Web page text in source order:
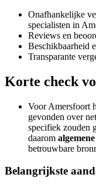
Onafhankelijke
specialisten in
Reviews en
Beschikbaarheid
Transparante
Korte check
Voor Amersfoort
gevonden over
specifiek zouden
daarom
betrouwbare
Belangrijkste